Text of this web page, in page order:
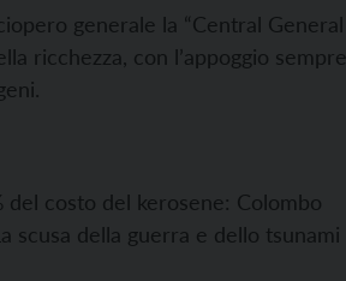
generale la “Central General
ricchezza, con l’appoggio sempre
costo del kerosene: Colombo
scusa della guerra e dello tsunami